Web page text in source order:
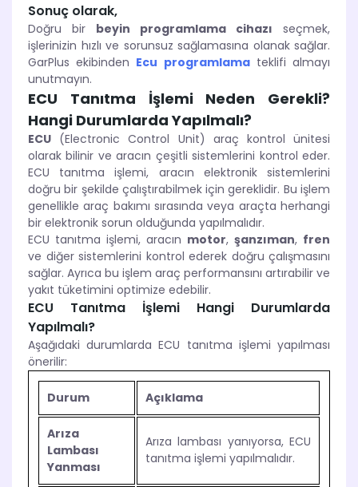
Sonuç olarak,
Doğru bir beyin programlama cihazı seçmek,
işlerinizin hızlı ve sorunsuz sağlamasına olanak sağlar.
GarPlus ekibinden Ecu programlamateklifi almayı
unutmayın.
ECU Tanıtma İşlemi Neden Gerekli?
Hangi Durumlarda Yapılmalı?
ECU (Electronic Control Unit) araç kontrol ünitesi
olarak bilinir ve aracın çeşitli sistemlerini kontrol eder.
ECU tanıtma işlemi, aracın elektronik sistemlerini
doğru bir şekilde çalıştırabilmek için gereklidir. Bu işlem
genellikle araç bakımı sırasında veya araçta herhangi
bir elektronik sorun olduğunda yapılmalıdır.
ECU tanıtma işlemi, aracın motor, şanzıman, fren
ve diğer sistemlerini kontrol ederek doğru çalışmasını
sağlar. Ayrıca bu işlem araç performansını artırabilir ve
yakıt tüketimini optimize edebilir.
ECU Tanıtma İşlemi Hangi Durumlarda
Yapılmalı?
Aşağıdaki durumlarda ECU tanıtma işlemi yapılması
önerilir:
Durum Açıklama
Arıza
Lambası
Yanması
Arıza lambası yanıyorsa, ECU
tanıtma işlemi yapılmalıdır.